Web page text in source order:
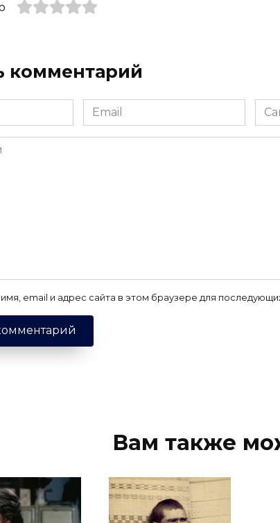
комментарий
Email
*
email и адрес сайта в этом браузере для
Вам также